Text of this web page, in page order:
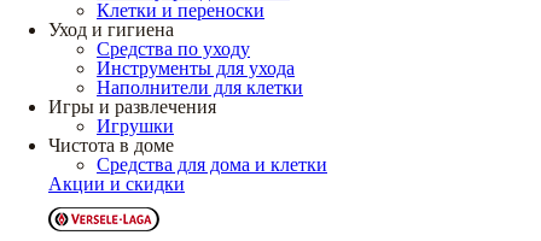
Клетки и переноски
Уход и гигиена
Средства по уходу
Инструменты для ухода
Наполнители для клетки
Игры и развлечения
Игрушки
Чистота в доме
Средства для дома и клетки
Акции и скидки